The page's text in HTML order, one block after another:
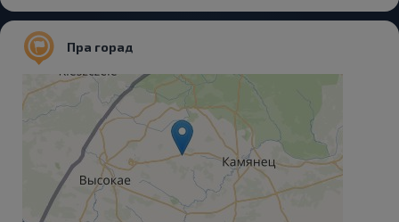
Пра горад